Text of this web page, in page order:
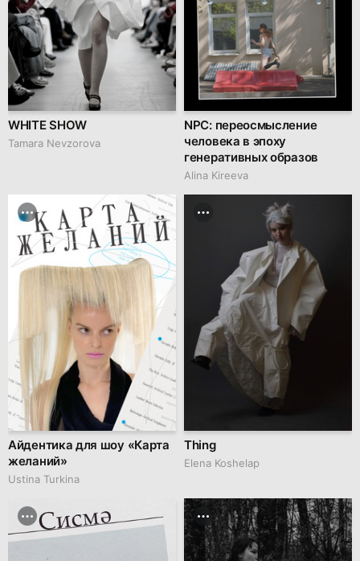
WHITE SHOW
Tamara Nevzorova
NPC: переосмысление
человека в эпоху
генеративных образов
Alina Kireeva
Айдентика для шоу «Карта
желаний»
Ustina Turkina
Thing
Elena Koshelap